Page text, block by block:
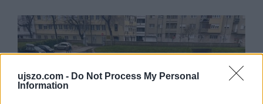
ujszo.com - Do Not Process My Personal
Information